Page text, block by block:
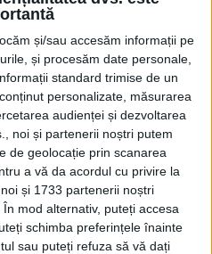
și/sau accesăm informații pe
și procesăm date personale,
standard trimise de un
personalizate, măsurarea
audienței și dezvoltarea
noi și partenerii noștri putem
de geolocație prin scanarea
a vă da acordul cu privire la
și 1733 partenerii noștri
mod alternativ, puteți accesa
schimba preferințele înainte
sau puteți refuza să vă dați
de partid din anii 1950 se
din Europa!.